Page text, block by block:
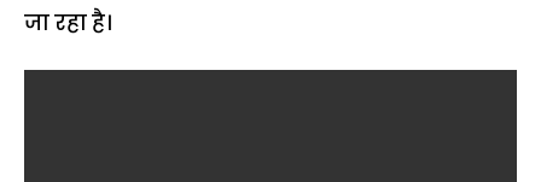
जा रहा है।